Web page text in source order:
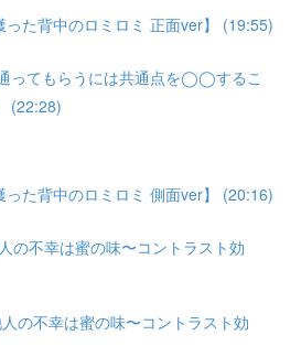
った背中のロミロミ 正面ver】 (19:55)
ってもらうには共通点を◯◯するこ
(22:28)
った背中のロミロミ 側面ver】 (20:16)
の不幸は蜜の味〜コントラスト効
の不幸は蜜の味〜コントラスト効